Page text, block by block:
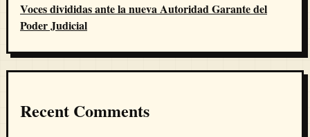
Voces divididas ante la nueva Autoridad Garante del
Poder Judicial
Recent Comments